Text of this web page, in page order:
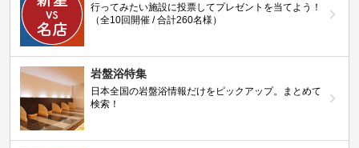
行ってみたい施設に投票してプレゼントを当てよう！
（全10回開催 / 合計260名様）
岩盤浴特集
日本全国の岩盤浴情報だけをピックアップ。まとめて
検索！